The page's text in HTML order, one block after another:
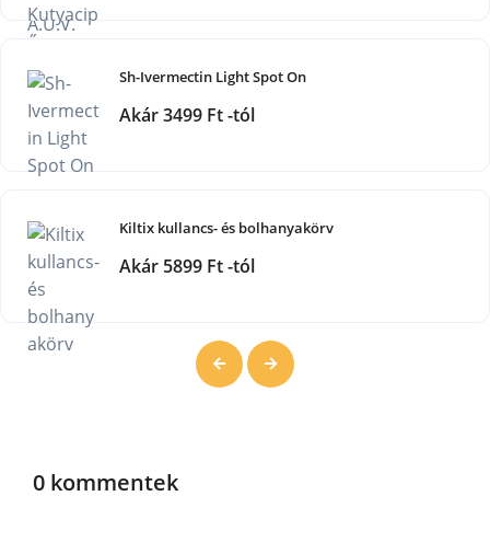
Sh-Ivermectin Light Spot On
Akár 3499 Ft -tól
Kiltix kullancs- és bolhanyakörv
Akár 5899 Ft -tól
0 kommentek